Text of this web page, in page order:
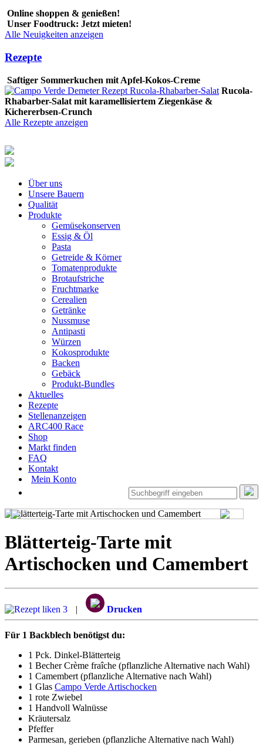
Online shoppen & genießen!
Unser Foodtruck: Jetzt mieten!
Alle Neuigkeiten anzeigen
Rezepte
Saftiger Sommerkuchen mit Apfel-Kokos-Creme
Rucola-
Rhabarber-Salat mit karamellisiertem Ziegenkäse &
Kichererbsen-Crunch
Alle Rezepte anzeigen
Über uns
Unsere Bauern
Qualität
Produkte
Gemüsekonserven
Essig & Öl
Pasta
Getreide & Körner
Tomatenprodukte
Brotaufstriche
Fruchtmarke
Cerealien
Getränke
Nussmuse
Antipasti
Würzen
Kokosprodukte
Backen
Gebäck
Produkt-Bundles
Aktuelles
Rezepte
Stellenanzeigen
ARC400 Race
Shop
Markt finden
FAQ
Kontakt
Mein Konto
Blätterteig-Tarte mit
Artischocken und Camembert
3 | Drucken
Für 1 Backblech benötigst du:
1 Pck. Dinkel-Blätterteig
1 Becher Crème fraîche (pflanzliche Alternative nach Wahl)
1 Camembert (pflanzliche Alternative nach Wahl)
1 Glas Campo Verde Artischocken
1 rote Zwiebel
1 Handvoll Walnüsse
Kräutersalz
Pfeffer
Parmesan, gerieben (pflanzliche Alternative nach Wahl)